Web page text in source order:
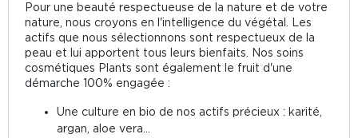
Pour une beauté respectueuse de la nature et de votre
nature, nous croyons en l'intelligence du végétal. Les
actifs que nous sélectionnons sont respectueux de la
peau et lui apportent tous leurs bienfaits. Nos soins
cosmétiques Plants sont également le fruit d'une
démarche 100% engagée :
Une culture en bio de nos actifs précieux : karité,
argan, aloe vera...